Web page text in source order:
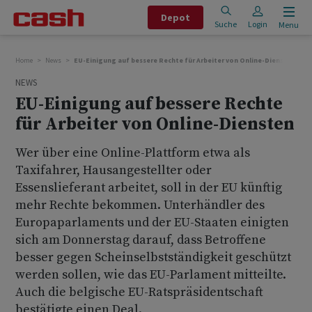
Depot
Suche Login Menu
Home News EU-Einigung auf bessere Rechte für Arbeiter von Online-Diensten
NEWS
EU-Einigung auf bessere Rechte
für Arbeiter von Online-Diensten
Wer über eine Online-Plattform etwa als
Taxifahrer, Hausangestellter oder
Essenslieferant arbeitet, soll in der EU künftig
mehr Rechte bekommen. Unterhändler des
Europaparlaments und der EU-Staaten einigten
sich am Donnerstag darauf, dass Betroffene
besser gegen Scheinselbstständigkeit geschützt
werden sollen, wie das EU-Parlament mitteilte.
Auch die belgische EU-Ratspräsidentschaft